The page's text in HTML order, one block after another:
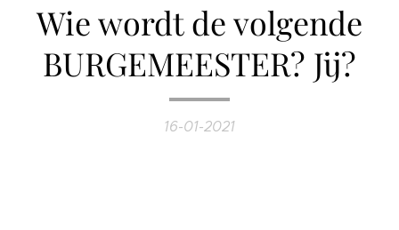
Wie wordt de volgende
BURGEMEESTER? Jij?
16-01-2021